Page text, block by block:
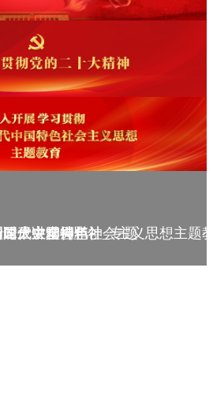
成立75周年
三中全会精神_专题
大讲堂--理论
十大精神
代中国特色社会主义思想主题